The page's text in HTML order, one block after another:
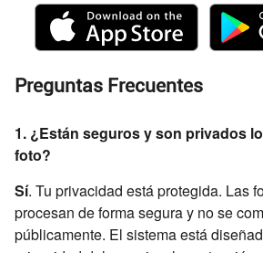
Preguntas Frecuentes
1. ¿Están seguros y son privados
foto?
Sí. Tu privacidad está protegida. Las
procesan de forma segura y no se
públicamente. El sistema está